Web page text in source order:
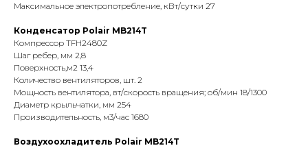
Максимальное электропотребление, кВт/сутки 27
Конденсатор Polair MB214T
Компрессор TFH2480Z
Шаг ребер, мм 2,8
Поверхность,м2 13,4
Количество вентиляторов, шт. 2
Мощность вентилятора, вт/скорость вращения; об/мин 18/1300
Диаметр крыльчатки, мм 254
Производительность, м3/час 1680
Воздухоохладитель Polair MB214T